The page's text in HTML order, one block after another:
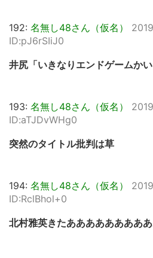
192: 名無し48さん（仮名）
ID:pJ6rSIiJ0
井尻「いきなりエンドゲームかい
193: 名無し48さん（仮名）
ID:aTJDvWHg0
突然のタイトル批判は草
194: 名無し48さん（仮名）
ID:RclBhol+0
北村雅英きたああああああああ